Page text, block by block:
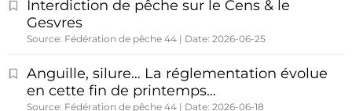
Interdiction de pêche sur le Cens & le
Gesvres
Source: Fédération de pêche 44 Date: 2026-06-25
Anguille, silure… La réglementation évolue
en cette fin de printemps…
Source: Fédération de pêche 44 Date: 2026-06-18